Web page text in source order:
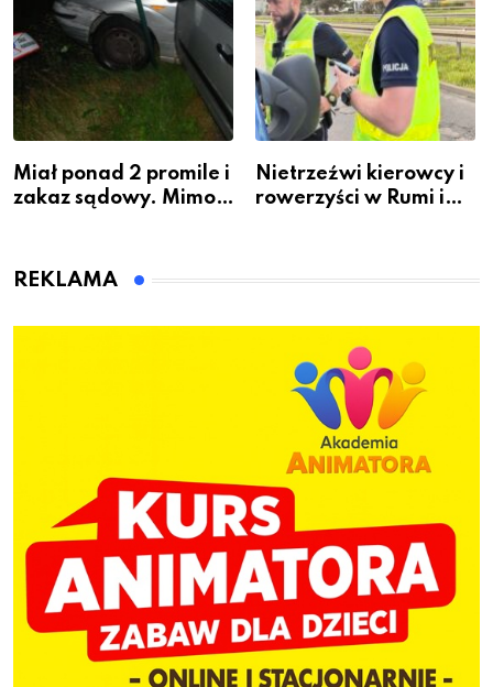
Miał ponad 2 promile i
zakaz sądowy. Mimo
Bolszewie i uderzył w
Nietrzeźwi kierowcy i
rowerzyści w Rumi i
REKLAMA